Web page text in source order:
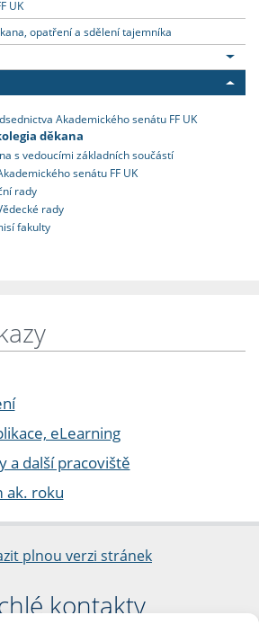
UK
opatření a sdělení tajemníka
Akademického senátu FF UK
děkana
s vedoucími základních součástí
senátu FF UK
rady
rady
fakulty
eLearning
a další pracoviště
ak. roku
plnou verzi stránek
kontakty